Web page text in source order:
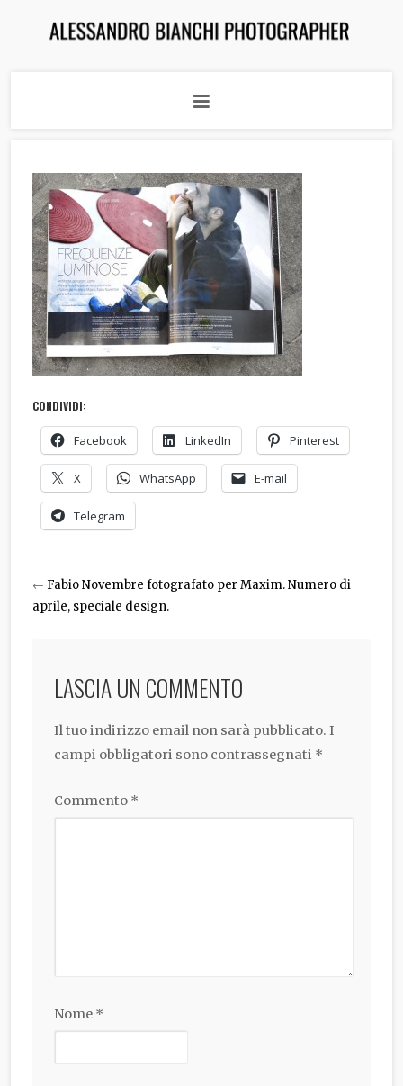
CONDIVIDI:
Facebook LinkedIn Pinterest
X WhatsApp E-mail
Telegram
← Fabio Novembre fotografato per Maxim. Numero di
aprile, speciale design.
LASCIA UN COMMENTO
Il tuo indirizzo email non sarà pubblicato. I
campi obbligatori sono contrassegnati *
Commento *
Nome *